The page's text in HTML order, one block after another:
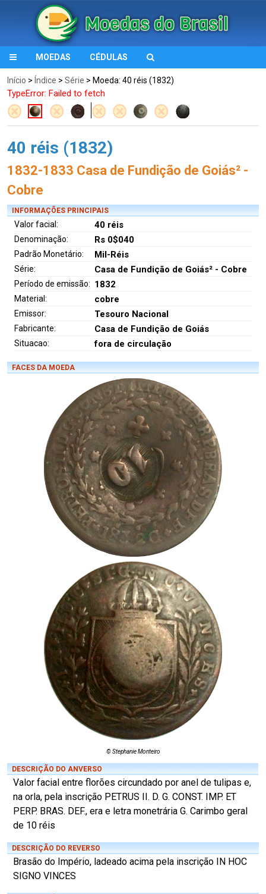
MOEDAS CÉDULAS
Início > Índice > Série > Moeda: 40 réis (1832)
TypeError: Failed to fetch
40 réis (1832)
1832-1833 Casa de Fundição de Goiás² -
Cobre
INFORMAÇÕES PRINCIPAIS
Valor facial: 40 réis
Denominação: Rs 0$040
Padrão Monetário: Mil-Réis
Série: Casa de Fundição de Goiás² - Cobre
Período de emissão: 1832
Material: cobre
Emissor: Tesouro Nacional
Fabricante: Casa de Fundição de Goiás
Situacao: fora de circulação
FACES DA MOEDA
© Stephanie Monteiro
DESCRIÇÃO DO ANVERSO
Valor facial entre florões circundado por anel de tulipas e,
na orla, pela inscrição PETRUS II. D. G. CONST. IMP. ET
PERP. BRAS. DEF., era e letra monetrária G. Carimbo geral
de 10 réis
DESCRIÇÃO DO REVERSO
Brasão do Império, ladeado acima pela inscrição IN HOC
SIGNO VINCES